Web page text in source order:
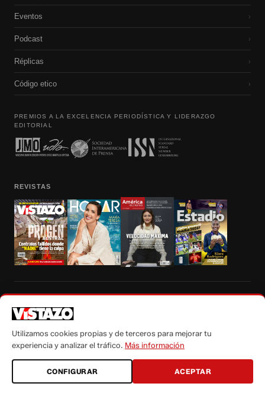
Eventos ›
Podcast ›
Réplicas ›
Código etico ›
PREMIOS A LA EXCELENCIA PERIODÍSTICA Y LIDERAZGO
EDITORIAL
REVISTAS
autorización escrita de su titular, de todos los contenidos de Vistazo.com.
Utilizamos cookies propias y de terceros para mejorar tu
experiencia y analizar el tráfico. Más información
CONFIGURAR ACEPTAR